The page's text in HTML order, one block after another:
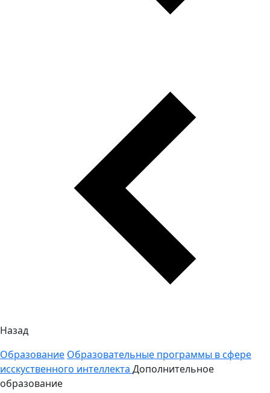
Назад
Образование Образовательные программы в сфере
исскуственного интеллекта Дополнительное
образование